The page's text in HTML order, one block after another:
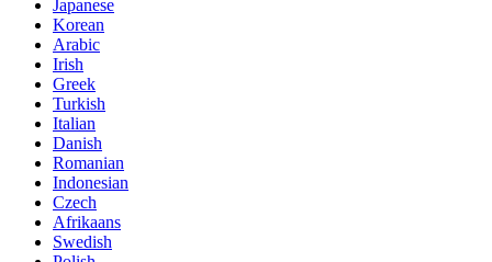
Japanese
Korean
Arabic
Irish
Greek
Turkish
Italian
Danish
Romanian
Indonesian
Czech
Afrikaans
Swedish